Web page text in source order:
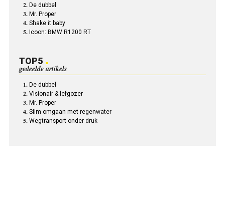
De dubbel
Mr. Proper
Shake it baby
Icoon: BMW R1200 RT
TOP5
gedeelde artikels
De dubbel
Visionair & lefgozer
Mr. Proper
Slim omgaan met regenwater
Wegtransport onder druk